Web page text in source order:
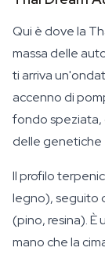
Qui è dove la
massa delle
ti arriva
accenno di
fondo speziata,
delle genetiche
Il profilo
legno), seguito
(pino, resina). È
mano che la